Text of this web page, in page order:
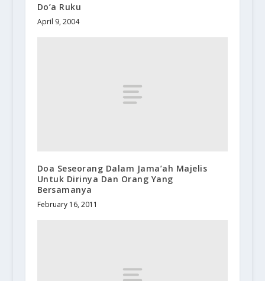
Do’a Ruku
April 9, 2004
Doa Seseorang Dalam Jama’ah Majelis
Untuk Dirinya Dan Orang Yang
Bersamanya
February 16, 2011